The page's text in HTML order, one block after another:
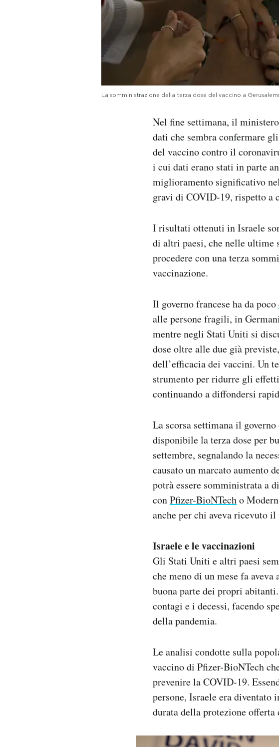
AREA PERSONALE
La somministrazione della terza dose del vaccino a
Nel fine settimana, il
dati che sembra confermare
del vaccino contro il
i cui dati erano stati in parte
miglioramento significativo
gravi di COVID-19, rispetto a
I risultati ottenuti in Israele
di altri paesi, che nelle ultime
procedere con una terza
vaccinazione.
Il governo francese ha da poco
alle persone fragili, in
mentre negli Stati Uniti si
dose oltre alle due già
dell’efficacia dei vaccini. Un
strumento per ridurre gli
continuando a diffondersi
La scorsa settimana il
disponibile la terza dose per
settembre, segnalando la
causato un marcato aumento
potrà essere somministrata a
conPfizer-BioNTecho
anche per chi aveva ricevuto
Israele e le vaccinazioni
Gli Stati Uniti e altri paesi
che meno di un mese fa
buona parte dei propri
contagi e i decessi, facendo
della pandemia.
Le analisi condotte sulla
vaccino di Pfizer-BioNTech
prevenire la COVID-19.
persone, Israele era
durata della protezione offerta